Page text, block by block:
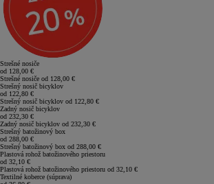
Strešné nosiče
od 128,00 €
Strešné nosiče od 128,00 €
Strešný nosič bicyklov
od 122,80 €
Strešný nosič bicyklov od 122,80 €
Zadný nosič bicyklov
od 232,30 €
Zadný nosič bicyklov od 232,30 €
Strešný batožinový box
od 288,00 €
Strešný batožinový box od 288,00 €
Plastová rohož batožinového priestoru
od 32,10 €
Plastová rohož batožinového priestoru od 32,10 €
Textilné koberce (súprava)